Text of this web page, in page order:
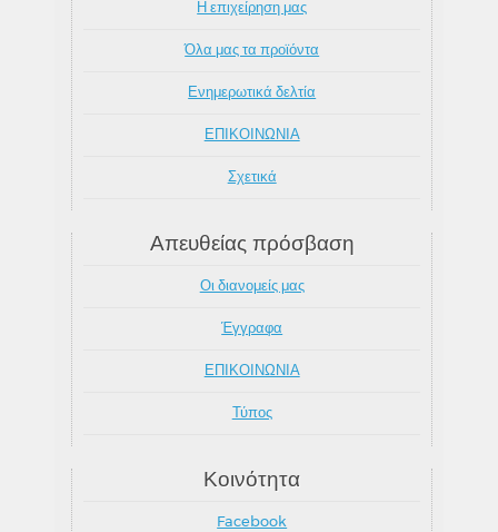
Η επιχείρηση μας
Όλα μας τα προϊόντα
Ενημερωτικά δελτία
ΕΠΙΚΟΙΝΩΝΙΑ
Σχετικά
Απευθείας πρόσβαση
Οι διανομείς μας
Έγγραφα
ΕΠΙΚΟΙΝΩΝΙΑ
Τύπος
Κοινότητα
Facebook